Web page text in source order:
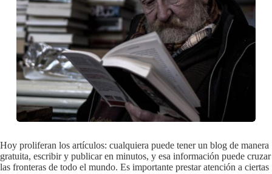
Hoy proliferan los artículos: cualquiera puede tener un blog de manera
gratuita, escribir y publicar en minutos, y esa información puede cruzar
las fronteras de todo el mundo. Es importante prestar atención a ciertas